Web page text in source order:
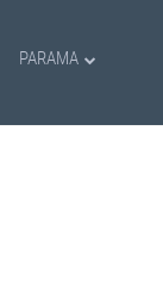
PARAMA